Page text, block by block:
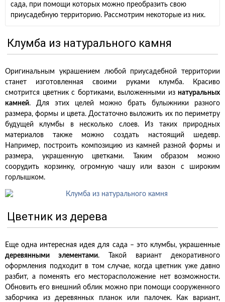
сада, при помощи которых можно преобразить свою
приусадебную территорию. Рассмотрим некоторые из них.
Клумба из натурального камня
Оригинальным украшением любой приусадебной территории
станет изготовленная своими руками клумба. Красиво
смотрится цветник с бортиками, выложенными из натуральных
камней. Для этих целей можно брать булыжники разного
размера, формы и цвета. Достаточно выложить их по периметру
будущей клумбы в несколько слоев. Из таких природных
материалов также можно создать настоящий шедевр.
Например, построить композицию из камней разной формы и
размера, украшенную цветками. Таким образом можно
соорудить корзинку, огромную чашу или вазон с широким
горлышком.
Цветник из дерева
Еще одна интересная идея для сада – это клумбы, украшенные
деревянными элементами. Такой вариант декоративного
оформления подходит в том случае, когда цветник уже давно
разбит, а поменять его месторасположение нет возможности.
Обновить его внешний облик можно при помощи сооруженного
заборчика из деревянных планок или палочек. Как вариант,